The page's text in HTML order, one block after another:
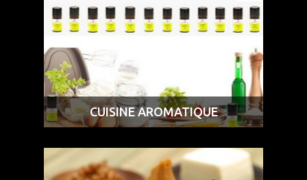
CUISINE AROMATIQUE